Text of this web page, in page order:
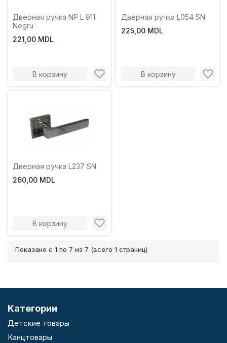
Дверная ручка NP L 911
Negru
221,00 MDL
В корзину
Дверная ручка L054 SN
225,00 MDL
В корзину
Дверная ручка L237 SN
260,00 MDL
В корзину
Показано с 1 по 7 из 7 (всего 1 страниц)
Категории
Детские товары
Канцтовары